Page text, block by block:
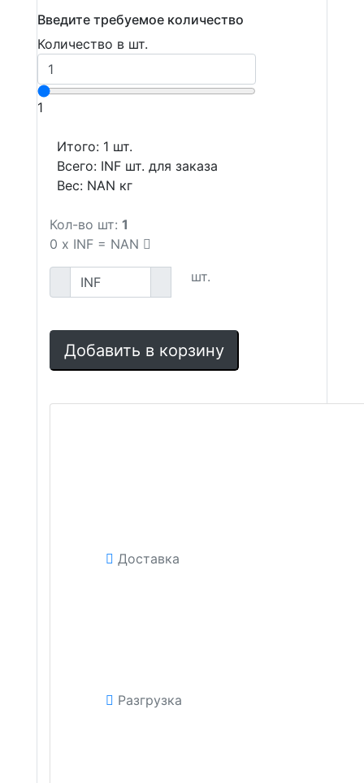
Введите требуемое количество
Количество в шт.
1
Итого: 1 шт.
Всего: INF шт. для заказа
Вес: NAN кг
Кол-во шт: 1
0 x INF = NAN
шт.
Добавить в корзину
Доставка
Разгрузка